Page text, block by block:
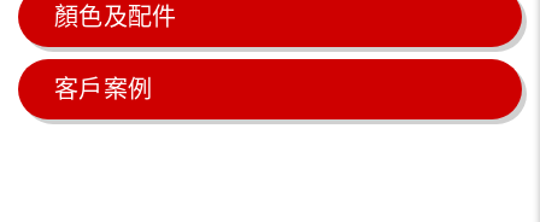
顏色及配件
客戶案例